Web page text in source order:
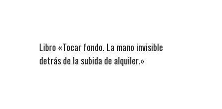
Libro «Tocar fondo. La mano invisible
detrás de la subida de alquiler.»